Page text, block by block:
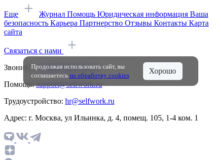
Еще Журнал Помощь Юридическая информация Ваша
безопасность Карьера Партнерство Отзывы Контакты Карта
сайта
Связаться с нами
Звоните:+7 (495) 642 40 16
Помощь:support@selfwork.ru
Трудоустройство: hr@selfwork.ru
Адрес: г. Москва, ул Ильинка, д. 4, помещ. 105, 1-4 ком. 1
Продолжая использовать сайт, вы
соглашаетесь на обработку cookies
Хорошо